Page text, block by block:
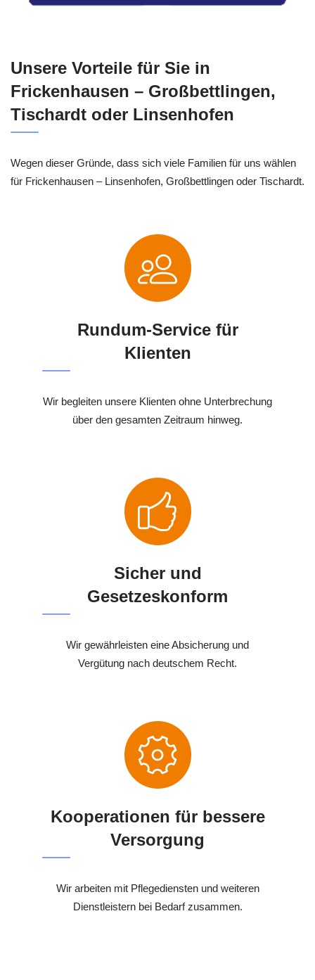
Unsere Vorteile für Sie in
Frickenhausen – Großbettlingen,
Tischardt oder Linsenhofen
Wegen dieser Gründe, dass sich viele Familien für uns wählen
für Frickenhausen – Linsenhofen, Großbettlingen oder Tischardt.
Rundum-Service für
Klienten
Wir begleiten unsere Klienten ohne Unterbrechung
über den gesamten Zeitraum hinweg.
Sicher und
Gesetzeskonform
Wir gewährleisten eine Absicherung und
Vergütung nach deutschem Recht.
Kooperationen für bessere
Versorgung
Wir arbeiten mit Pflegediensten und weiteren
Dienstleistern bei Bedarf zusammen.